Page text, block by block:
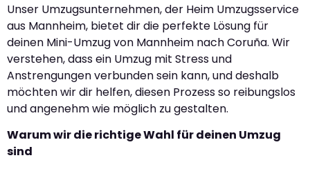
Unser Umzugsunternehmen, der Heim Umzugsservice
aus Mannheim, bietet dir die perfekte Lösung für
deinen Mini-Umzug von Mannheim nach Coruña. Wir
verstehen, dass ein Umzug mit Stress und
Anstrengungen verbunden sein kann, und deshalb
möchten wir dir helfen, diesen Prozess so reibungslos
und angenehm wie möglich zu gestalten.
Warum wir die richtige Wahl für deinen Umzug
sind